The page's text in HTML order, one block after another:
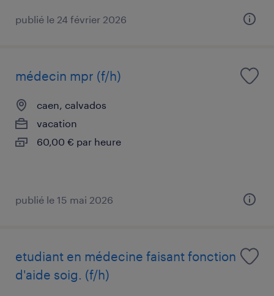
publié le 24 février 2026
médecin mpr (f/h)
caen, calvados
vacation
60,00 € par heure
publié le 15 mai 2026
etudiant en médecine faisant fonction
d'aide soig. (f/h)